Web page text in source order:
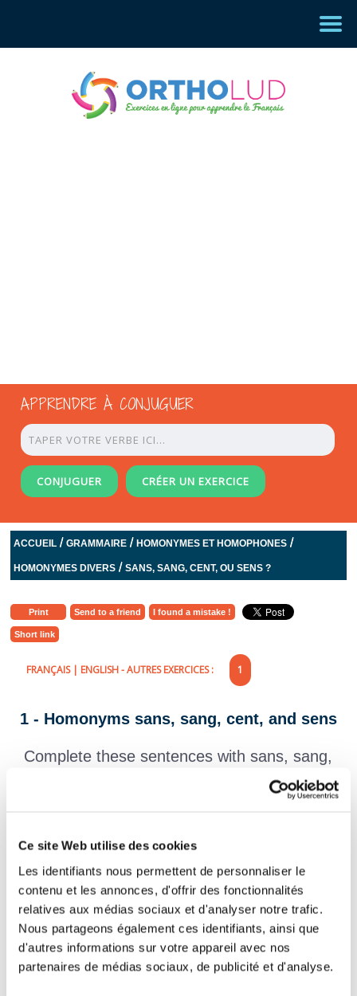
Ce site Web utilise des cookies
Les identifiants nous permettent de personnaliser le
contenu et les annonces, d'offrir des fonctionnalités
relatives aux médias sociaux et d'analyser notre trafic.
Nous partageons également ces identifiants, ainsi que
d'autres informations sur votre appareil avec nos
partenaires de médias sociaux, de publicité et d'analyse.
APPRENDRE À CONJUGUER
CONJUGUER CRÉER UN EXERCICE
ACCUEIL /GRAMMAIRE /HOMONYMES ET HOMOPHONES /
HOMONYMES DIVERS /SANS, SANG, CENT, OU SENS ?
Print Send to a friend I found a mistake !
Short link
FRANÇAIS| ENGLISH- AUTRES EXERCICES : 1
1 - Homonyms sans, sang, cent, and sens
Complete these sentences with sans, sang,
cent, or sens ? Choose the right homonym!
argent, tu ne peux rien faire.
noble coule dans les veines.
Je ne peux rester manteau pour cet hiver.
Dans mon sac, il y a au moins billes.
Il est parti nous prévenir.